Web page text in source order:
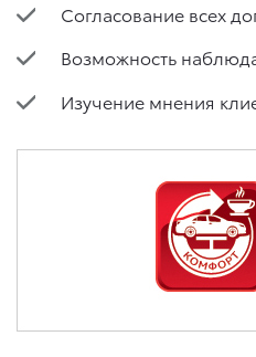
Согласование всех
Возможность
Изучение мнения